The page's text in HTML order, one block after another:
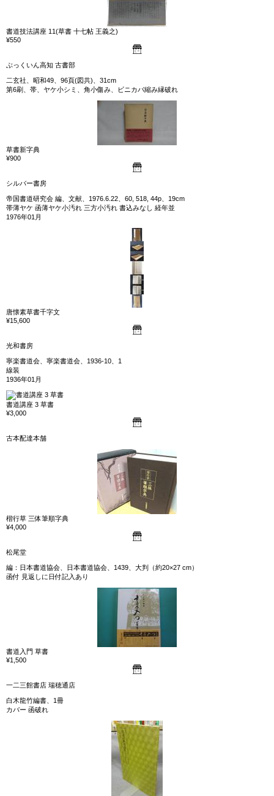
書道技法講座 11(草書 十七帖 王義之)
¥550
ぶっくいん高知 古書部
二玄社、昭和49、96頁(図共)、31cm
第6刷、帯、ヤケ小シミ、角小傷み、ビニカバ縮み縁破れ
草書新字典
¥900
シルバー書房
帝国書道研究会 編、文献、1976.6.22、60, 518, 44p、19cm
帯薄ヤケ 函薄ヤケ小汚れ 三方小汚れ 書込みなし 経年並
1976年01月
唐懐素草書千字文
¥15,600
光和書房
寧楽書道会、寧楽書道会、1936-10、1
線装
1936年01月
書道講座 3 草書
¥3,000
古本配達本舗
楷行草 三体筆順字典
¥4,000
松尾堂
編：日本書道協会、日本書道協会、1439、大判（約20×27 cm）
函付 見返しに日付記入あり
書道入門 草書
¥1,500
一二三館書店 瑞穂通店
白木龍竹編書、1冊
カバー 函破れ